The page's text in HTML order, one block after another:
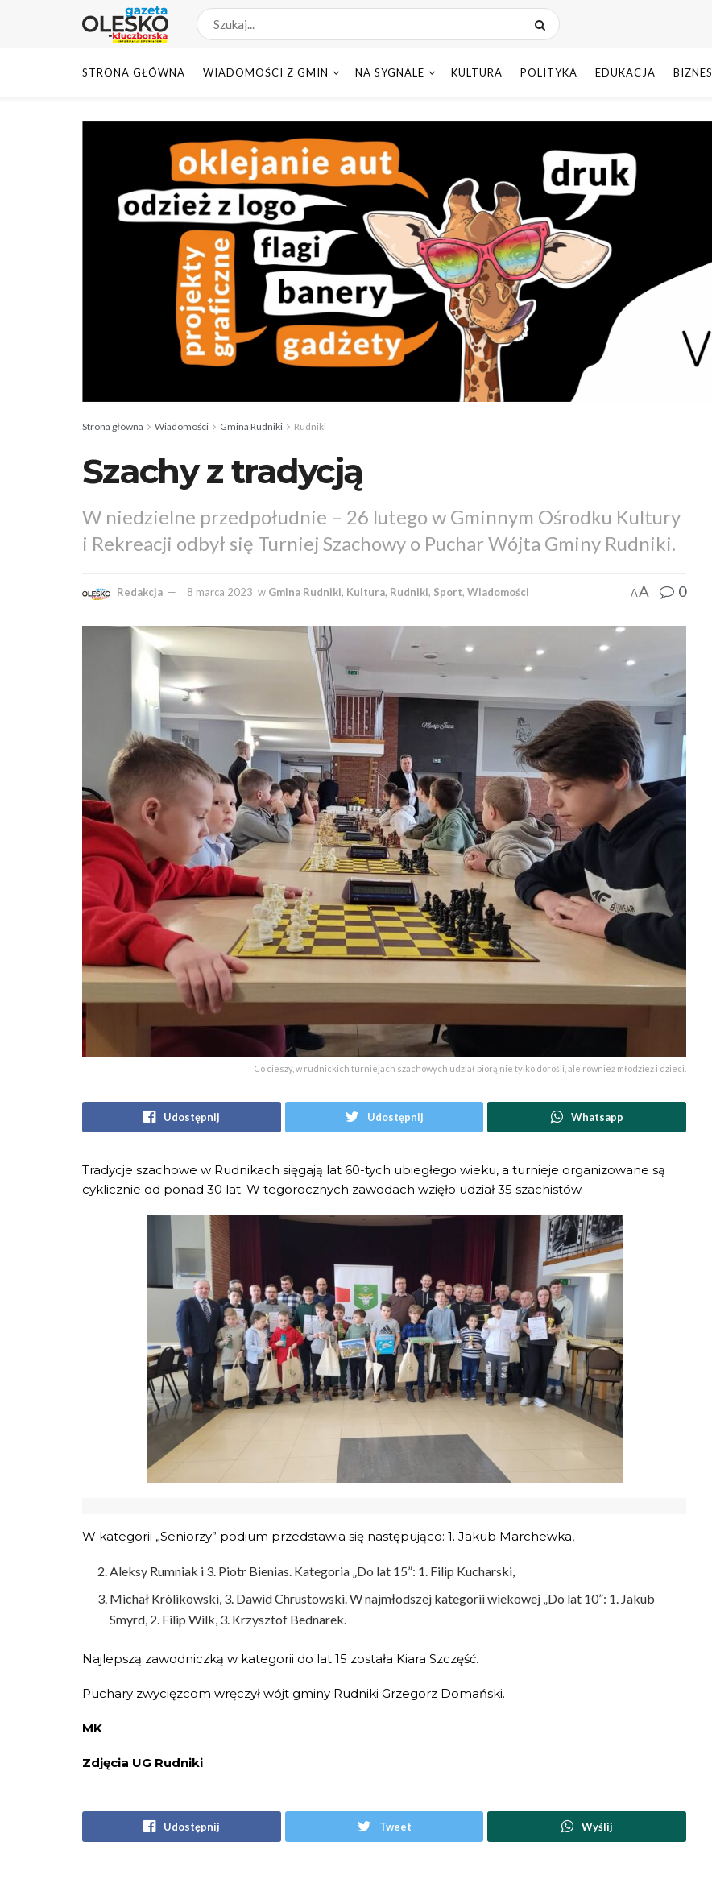
STRONA GŁÓWNA WIADOMOŚCI Z GMIN NA SYGNALE KULTURA POLITYKA EDUKACJA BIZNES
Strona główna Wiadomości Gmina Rudniki Rudniki
Szachy z tradycją
W niedzielne przedpołudnie – 26 lutego w Gminnym Ośrodku Kultury
i Rekreacji odbył się Turniej Szachowy o Puchar Wójta Gminy Rudniki.
Redakcja 8 marca 2023 w Gmina Rudniki, Kultura, Rudniki, Sport, Wiadomości AA 0
Co cieszy, w rudnickich turniejach szachowych udział biorą nie tylko dorośli, ale również młodzież i dzieci.
Udostępnij Udostępnij Whatsapp
Tradycje szachowe w Rudnikach sięgają lat 60-tych ubiegłego wieku, a turnieje organizowane są
cyklicznie od ponad 30 lat. W tegorocznych zawodach wzięło udział 35 szachistów.
W kategorii „Seniorzy” podium przedstawia się następująco: 1. Jakub Marchewka,
Aleksy Rumniak i 3. Piotr Bienias. Kategoria „Do lat 15”: 1. Filip Kucharski,
Michał Królikowski, 3. Dawid Chrustowski. W najmłodszej kategorii wiekowej „Do lat 10”: 1. Jakub
Smyrd, 2. Filip Wilk, 3. Krzysztof Bednarek.
Najlepszą zawodniczką w kategorii do lat 15 została Kiara Szczęść.
Puchary zwycięzcom wręczył wójt gminy Rudniki Grzegorz Domański.
MK
Zdjęcia UG Rudniki
Udostępnij Tweet Wyślij